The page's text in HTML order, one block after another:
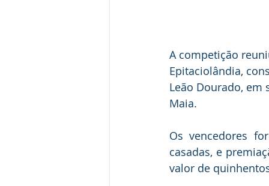
A competição
Epitaciolândia,
Leão Dourado, em
Maia.
Os vencedores
casadas, e
valor de